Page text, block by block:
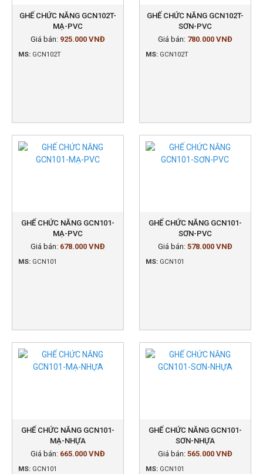
GHẾ CHỨC NĂNG GCN102T-
MẠ-PVC
Giá bán: 925.000 VNĐ
MS: GCN102T
GHẾ CHỨC NĂNG GCN102T-
SƠN-PVC
Giá bán: 780.000 VNĐ
MS:GCN102T
GHẾ CHỨC NĂNG GCN101-
MẠ-PVC
Giá bán: 678.000 VNĐ
MS: GCN101
GHẾ CHỨC NĂNG GCN101-
SƠN-PVC
Giá bán: 578.000 VNĐ
MS:GCN101
GHẾ CHỨC NĂNG GCN101-
MẠ-NHỰA
Giá bán: 665.000 VNĐ
MS: GCN101
GHẾ CHỨC NĂNG GCN101-
SƠN-NHỰA
Giá bán: 565.000 VNĐ
MS:GCN101